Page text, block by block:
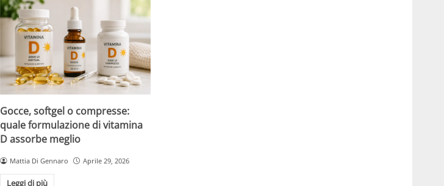
Gocce, softgel o compresse:
quale formulazione di vitamina
D assorbe meglio
Mattia Di Gennaro Aprile 29, 2026
Leggi di più